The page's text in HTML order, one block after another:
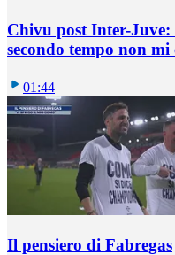
Chivu post Inter-
secondo tempo non
01:44
Il pensiero di Fabregas